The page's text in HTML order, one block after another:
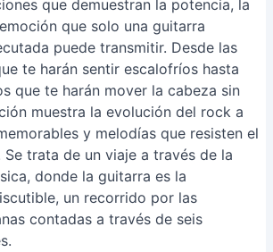
que demuestran la potencia, la
que solo una guitarra
puede transmitir. Desde las
te harán sentir escalofríos hasta
que te harán mover la cabeza sin
muestra la evolución del rock a
y melodías que resisten el
trata de un viaje a través de la
donde la guitarra es la
un recorrido por las
contadas a través de seis